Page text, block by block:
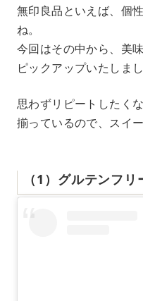
無印良品といえば、個
ね。
今回はその中から、美
ピックアップいたしまし
思わずリピートしたく
揃っているので、スイ
（1）グルテンフリ